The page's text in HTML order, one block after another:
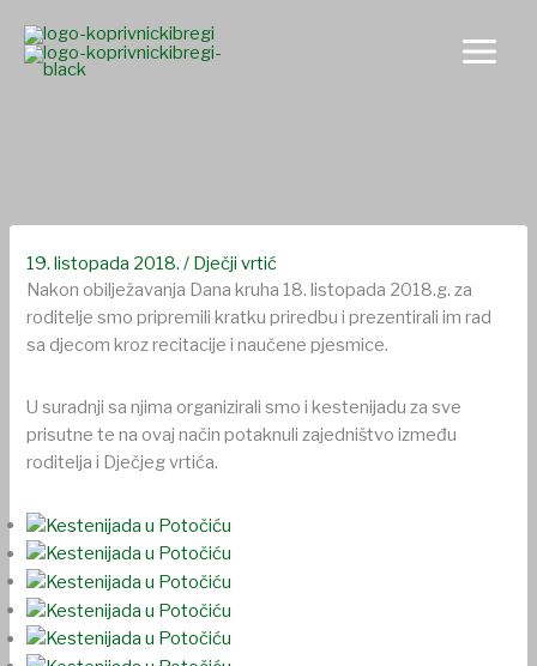
content
19. listopada 2018./ Dječji vrtić
Nakon obilježavanja Dana kruha 18. listopada 2018.g. za
roditelje smo pripremili kratku priredbu i prezentirali im rad
sa djecom kroz recitacije i naučene pjesmice.
U suradnji sa njima organizirali smo i kestenijadu za sve
prisutne te na ovaj način potaknuli zajedništvo između
roditelja i Dječjeg vrtića.